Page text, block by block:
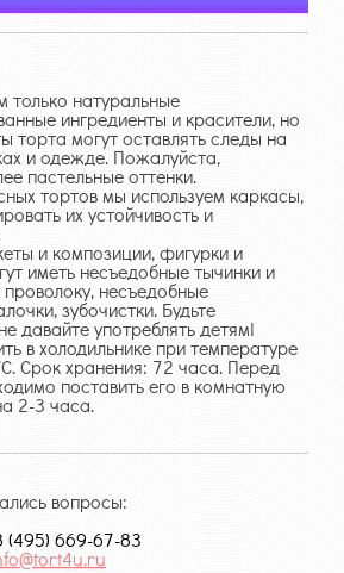
только натуральные
ингредиенты и красители, но
торта могут оставлять следы на
и одежде. Пожалуйста,
пастельные оттенки.
тортов мы используем каркасы,
их устойчивость и
и композиции, фигурки и
иметь несъедобные тычинки и
несъедобные
зубочистки. Будьте
давайте употреблять детям!
в холодильнике при температуре
Срок хранения: 72 часа. Перед
поставить его в комнатную
2-3 часа.
вопросы:
(495) 669-67-83